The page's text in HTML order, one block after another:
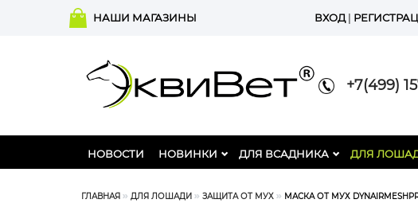
НАШИ МАГАЗИНЫ ВХОД|
+7(499)
НОВОСТИ НОВИНКИ ДЛЯ ВСАДНИКА ДЛЯ
ГЛАВНАЯ ДЛЯ ЛОШАДИ ЗАЩИТА ОТ МУХ МАСКА ОТ МУХ